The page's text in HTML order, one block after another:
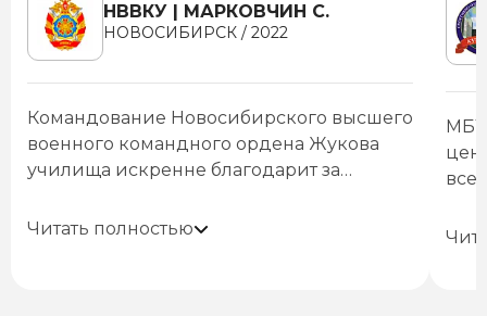
НВВКУ | МАРКОВЧИН С.
НОВОСИБИРСК / 2022
Командование Новосибирского высшего
военного командного ордена Жукова
училища искренне благодарит за
ограниченной ответственностью «Завод
благодарных заказчиков и успешного
Читать полностью
ООО